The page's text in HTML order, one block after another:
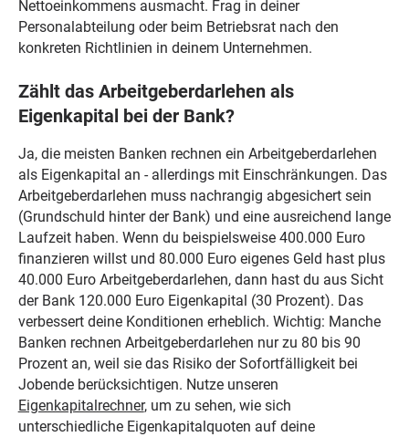
Nettoeinkommens ausmacht. Frag in deiner
Personalabteilung oder beim Betriebsrat nach den
konkreten Richtlinien in deinem Unternehmen.
Zählt das Arbeitgeberdarlehen als
Eigenkapital bei der Bank?
Ja, die meisten Banken rechnen ein Arbeitgeberdarlehen
als Eigenkapital an - allerdings mit Einschränkungen. Das
Arbeitgeberdarlehen muss nachrangig abgesichert sein
(Grundschuld hinter der Bank) und eine ausreichend lange
Laufzeit haben. Wenn du beispielsweise 400.000 Euro
finanzieren willst und 80.000 Euro eigenes Geld hast plus
40.000 Euro Arbeitgeberdarlehen, dann hast du aus Sicht
der Bank 120.000 Euro Eigenkapital (30 Prozent). Das
verbessert deine Konditionen erheblich. Wichtig: Manche
Banken rechnen Arbeitgeberdarlehen nur zu 80 bis 90
Prozent an, weil sie das Risiko der Sofortfälligkeit bei
Jobende berücksichtigen. Nutze unseren
Eigenkapitalrechner, um zu sehen, wie sich
unterschiedliche Eigenkapitalquoten auf deine